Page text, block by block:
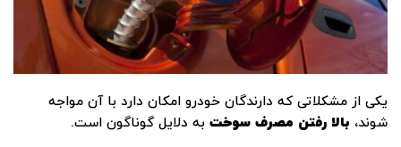
یکی از مشکلاتی که دارندگان خودرو امکان دارد با آن مواجه
شوند، بالا رفتن مصرف سوخت به دلایل گوناگون است.